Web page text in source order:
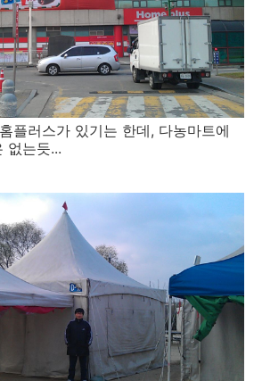
플러스가 있기는 한데, 다농마트에
없는듯...